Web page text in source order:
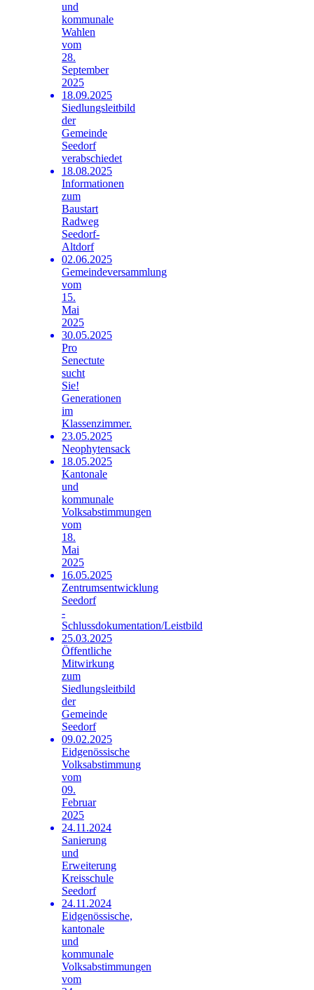
und
kommunale
Wahlen
vom
28.
September
2025
18.09.2025
Siedlungsleitbild
der
Gemeinde
Seedorf
verabschiedet
18.08.2025
Informationen
zum
Baustart
Radweg
Seedorf-
Altdorf
02.06.2025
Gemeindeversammlung
vom
15.
Mai
2025
30.05.2025
Pro
Senectute
sucht
Sie!
Generationen
im
Klassenzimmer.
23.05.2025
Neophytensack
18.05.2025
Kantonale
und
kommunale
Volksabstimmungen
vom
18.
Mai
2025
16.05.2025
Zentrumsentwicklung
Seedorf
-
Schlussdokumentation/Leistbild
25.03.2025
Öffentliche
Mitwirkung
zum
Siedlungsleitbild
der
Gemeinde
Seedorf
09.02.2025
Eidgenössische
Volksabstimmung
vom
09.
Februar
2025
24.11.2024
Sanierung
und
Erweiterung
Kreisschule
Seedorf
24.11.2024
Eidgenössische,
kantonale
und
kommunale
Volksabstimmungen
vom